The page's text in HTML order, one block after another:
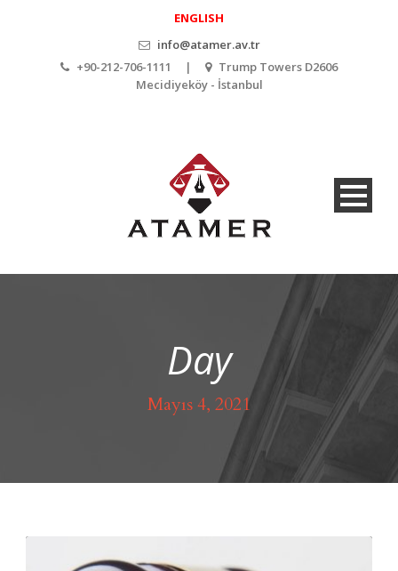
ENGLISH
info@atamer.av.tr
+90-212-706-1111 |
Trump Towers D2606
Mecidiyeköy - İstanbul
Day
Mayıs 4, 2021